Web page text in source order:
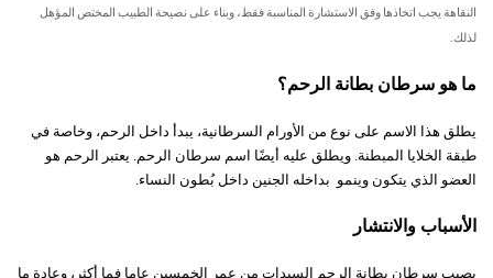
النقاهة يجب اتخاذها وفق الاستشارة المناسبة فقط، وبناء على نصيحة الطبيب المختص المؤهل
لذلك.
ما هو سرطان بطانة الرحم؟
يطلق هذا الاسم على نوع من الأورام السرطانية، يبدأ داخل الرحم، وخاصة في
طبقة الخلايا المبطنة. ويطلق عليه أيضًا اسم سرطان الرحم. يعتبر الرحم هو
العضو الذي يتكون وينمو بداخله الجنين داخل بُطون النساء.
الأسباب والانتشار
يصيب سرطان بطانة الرحم السيدات من عمر الخمسين عاما فما أكثر، وعادة ما